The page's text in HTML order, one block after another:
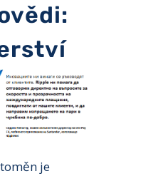
je